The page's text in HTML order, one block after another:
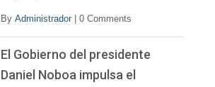
By Administrador 0 Comments
El Gobierno del presidente
Daniel Noboa impulsa el